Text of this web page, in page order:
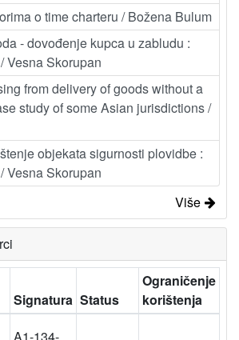
o time charteru / Božena Bulum
- dovođenje kupca u zabludu :
Vesna Skorupan
from delivery of goods without a
study of some Asian jurisdictions /
objekata sigurnosti plovidbe :
Vesna Skorupan
Više
Signatura Status
Ograničenje
korištenja